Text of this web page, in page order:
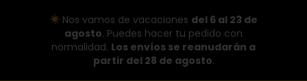
Nos vamos de vacaciones del 6 al 23 de
agosto. Puedes hacer tu pedido con
normalidad. Los envíos se reanudarán a
partir del 28 de agosto.